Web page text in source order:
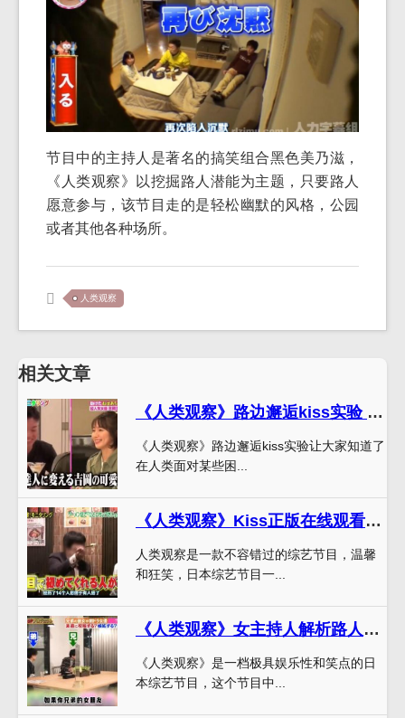
节目中的主持人是著名的搞笑组合黑色美乃滋，
《人类观察》以挖掘路人潜能为主题，只要路人
愿意参与，该节目走的是轻松幽默的风格，公园
或者其他各种场所。
人类观察
相关文章
《人类观察》路边邂逅kiss实验 让你了解人类真实面貌
《人类观察》路边邂逅kiss实验让大家知道了
在人类面对某些困...
《人类观察》Kiss正版在线观看，让你笑到肚子疼
人类观察是一款不容错过的综艺节目，温馨
和狂笑，日本综艺节目一...
《人类观察》女主持人解析路人的神秘行为
《人类观察》是一档极具娱乐性和笑点的日
本综艺节目，这个节目中...